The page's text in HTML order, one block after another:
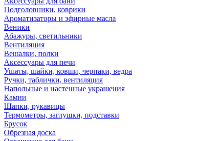
Подголовники, коврики
Ароматизаторы и эфирные масла
Веники
Абажуры, светильники
Вентиляция
Вешалки, полки
Аксессуары для печи
Ушаты, шайки, ковши, черпаки, ведра
Ручки, таблички, вентиляция
Напольные и настенные украшения
Камни
Шапки, рукавицы
Термометры, заглушки, подставки
Брусок
Обрезная доска